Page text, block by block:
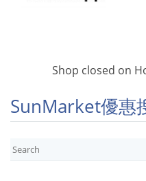
Shop closed on
SunMarket優惠